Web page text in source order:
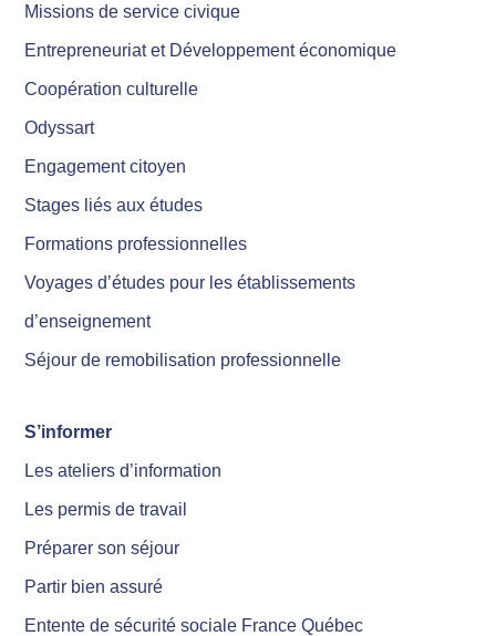
Missions de service civique
Entrepreneuriat et Développement économique
Coopération culturelle
Odyssart
Engagement citoyen
Stages liés aux études
Formations professionnelles
Voyages d’études pour les établissements
d’enseignement
Séjour de remobilisation professionnelle
S’informer
Les ateliers d’information
Les permis de travail
Préparer son séjour
Partir bien assuré
Entente de sécurité sociale France Québec